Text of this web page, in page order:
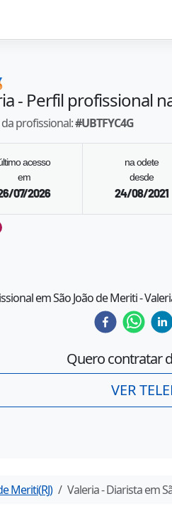
- Perfil profissional
profissional:#UBTFYC4G
acesso
em
07/2026
na odete
desde
24/08/2021
em São João de Meriti -
Quero contratar
VER
Meriti(RJ) Valeria- Diarista em